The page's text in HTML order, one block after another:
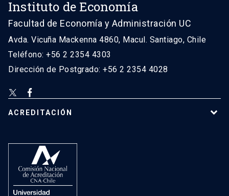
Instituto de Economía
Facultad de Economía y Administración UC
Avda. Vicuña Mackenna 4860, Macul. Santiago, Chile
Teléfono: +56 2 2354 4303
Dirección de Postgrado: +56 2 2354 4028
ACREDITACIÓN